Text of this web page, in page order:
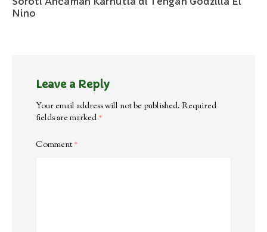
Nino
Leave a Reply
Your email address will not be published. Required
fields are marked *
Comment*